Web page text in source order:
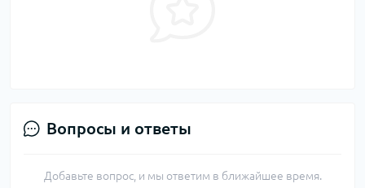
Вопросы и ответы
Добавьте вопрос, и мы ответим в ближайшее время.